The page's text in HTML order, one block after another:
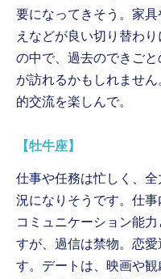
要になってきそう。家
えなどが良い切り替わ
の中で、過去のできご
が訪れるかもしれませ
的交流を楽しんで。
【牡牛座】
仕事や任務は忙しく、
況になりそうです。仕事
コミュニケーション能
すが、過信は禁物。恋
す。デートは、映画や